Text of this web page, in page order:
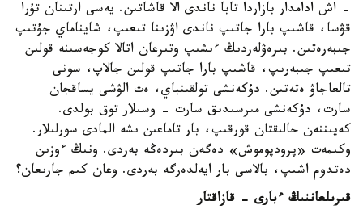
- اش ادامدار بازاردا تابا ناندى الا قاشاتىن. يەسى ارتىنان تۇرا
قۋسا، قاشىپ بارا جاتىپ ناندى اۋزىنا تىعىپ، شايناماي جۇتىپ
جىبەرەتىن. بىرەۋلەردىڭ ءىشىپ وتىرعان اتالا كوجەسىنە قولىن
تىعىپ جىبەرىپ، قاشىپ بارا جاتىپ قولىن جالاپ، سونى
تالعاجاۋ ەتەتىن. دۇكەنشى تولقىنباي، ەت الۋشى يساقجان
سارت، دۇكەنشى مىرسىدىق سارت - وسىلار توق بولدى.
كەيىننەن حالىقتان قورقىپ، بار تاماعىن ىشە المادى سورلىلار.
وكىمەت «پرودپوموش» دەگەن بىردەڭە بەردى. ونىڭ ءوزىن
دەتدوم اشىپ، بالاسى بار ايەلدەرگە بەردى. وعان كىم جارىعان؟
قىرىلعاننىڭ ءبارى - قازاقتار